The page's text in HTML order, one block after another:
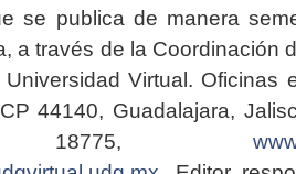
se publica de manera
a través de la Coordinación
Universidad Virtual. Oficinas
44140, Guadalajara,
18775,